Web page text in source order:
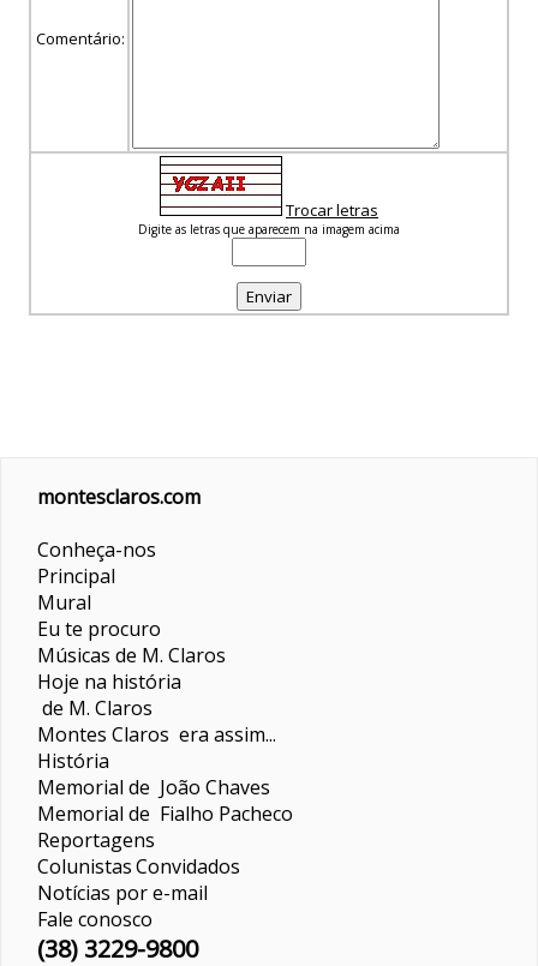
Comentário:
Trocar letras
Digite as letras que aparecem na imagem acima
montesclaros.com
Conheça-nos
Principal
Mural
Eu te procuro
Músicas de M. Claros
Hoje na história
de M. Claros
Montes Claros era assim...
História
Memorial de João Chaves
Memorial de Fialho Pacheco
Reportagens
ColunistasConvidados
Notícias por e-mail
Fale conosco
(38) 3229-9800